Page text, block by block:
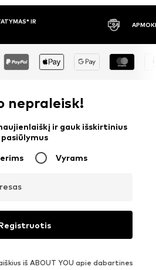
30 DIENŲ
nepraleisk!
ir gauk išskirtinius
pasiūlymus
Vyrams
iš ABOUT YOU apie dabartines